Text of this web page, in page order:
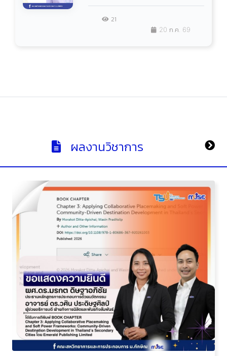
21
20 ก.ค. 69
ผลงานวิชาการ